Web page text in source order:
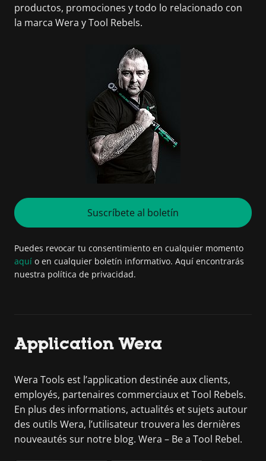
productos, promociones y todo lo relacionado con
la marca Wera y Tool Rebels.
Suscríbete al boletín
Puedes revocar tu consentimiento en cualquier momento
aquí o en cualquier boletín informativo. Aquí encontrarás
nuestra política de privacidad.
Application Wera
Wera Tools est l’application destinée aux clients,
employés, partenaires commerciaux et Tool Rebels.
En plus des informations, actualités et sujets autour
des outils Wera, l’utilisateur trouvera les dernières
nouveautés sur notre blog. Wera – Be a Tool Rebel.